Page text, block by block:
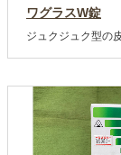
ワグラスW錠
ジュクジュク型の